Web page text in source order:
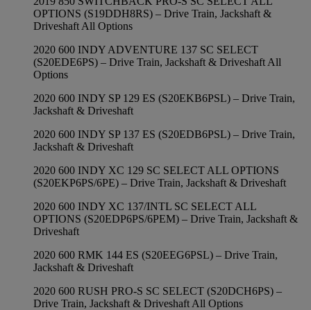
OPTIONS (S19DDH8RS) – Drive Train, Jackshaft &
Driveshaft All Options
2020 600 INDY ADVENTURE 137 SC SELECT
(S20EDE6PS) – Drive Train, Jackshaft & Driveshaft All
Options
2020 600 INDY SP 129 ES (S20EKB6PSL) – Drive Train,
Jackshaft & Driveshaft
2020 600 INDY SP 137 ES (S20EDB6PSL) – Drive Train,
Jackshaft & Driveshaft
2020 600 INDY XC 129 SC SELECT ALL OPTIONS
(S20EKP6PS/6PE) – Drive Train, Jackshaft & Driveshaft
2020 600 INDY XC 137/INTL SC SELECT ALL
OPTIONS (S20EDP6PS/6PEM) – Drive Train, Jackshaft &
Driveshaft
2020 600 RMK 144 ES (S20EEG6PSL) – Drive Train,
Jackshaft & Driveshaft
2020 600 RUSH PRO-S SC SELECT (S20DCH6PS) –
Drive Train, Jackshaft & Driveshaft All Options